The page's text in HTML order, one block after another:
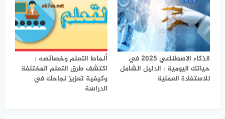
الذكاء الاصطناعي 2025 في
حياتك اليومية : الدليل الشامل
للاستفادة العملية
أنماط التعلم وخصائصه :
اكتشف طرق التعلم المختلفة
وكيفية تعزيز نجاحك في
الدراسة